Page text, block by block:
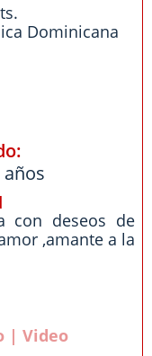
Dominicana
con deseos de
,amante a la
| Video